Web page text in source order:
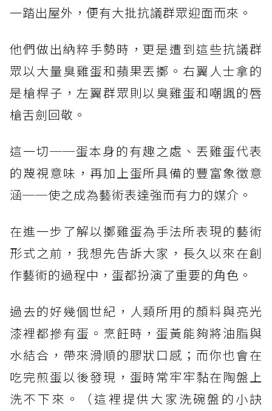
一踏出屋外，便有大批抗議群眾迎面而來。
他們做出納粹手勢時，更是遭到這些抗議群
眾以大量臭雞蛋和蘋果丟擲。右翼人士拿的
是槍桿子，左翼群眾則以臭雞蛋和嘲諷的唇
槍舌劍回敬。
這一切──蛋本身的有趣之處、丟雞蛋代表
的蔑視意味，再加上蛋所具備的豐富象徵意
涵──使之成為藝術表達強而有力的媒介。
在進一步了解以擲雞蛋為手法所表現的藝術
形式之前，我想先告訴大家，長久以來在創
作藝術的過程中，蛋都扮演了重要的角色。
過去的好幾個世紀，人類所用的顏料與亮光
漆裡都摻有蛋。烹飪時，蛋黃能夠將油脂與
水結合，帶來滑順的膠狀口感；而你也會在
吃完煎蛋以後發現，蛋時常牢牢黏在陶盤上
洗不下來。（這裡提供大家洗碗盤的小訣